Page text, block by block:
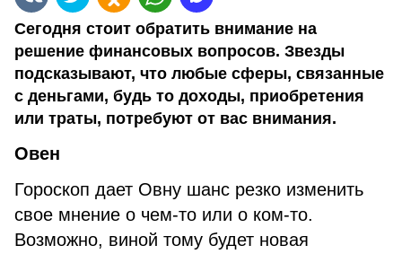
Сегодня стоит обратить внимание на
решение финансовых вопросов. Звезды
подсказывают, что любые сферы, связанные
с деньгами, будь то доходы, приобретения
или траты, потребуют от вас внимания.
Овен
Гороскоп дает Овну шанс резко изменить
свое мнение о чем-то или о ком-то.
Возможно, виной тому будет новая